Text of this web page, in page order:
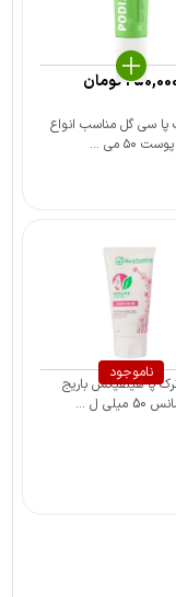
پا سی‌ گل مناسب انواع
پوست ۵۰ می ...
تومان
ناموجود
پا هیلفیکس باریج
میلی ل ...